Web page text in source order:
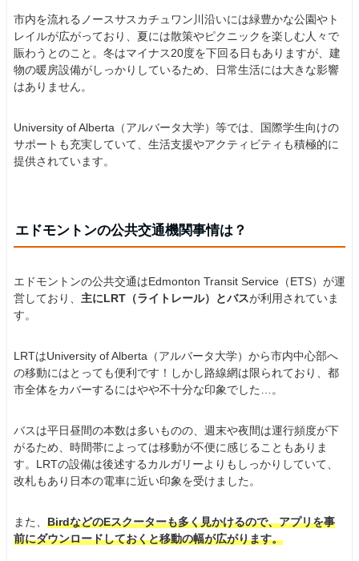
市内を流れるノースサスカチュワン川沿いには緑豊かな公園やト
レイルが広がっており、夏には散策やピクニックを楽しむ人々で
賑わうとのこと。冬はマイナス20度を下回る日もありますが、建
物の暖房設備がしっかりしているため、日常生活には大きな影響
はありません。
University of Alberta（アルバータ大学）等では、国際学生向けの
サポートも充実していて、生活支援やアクティビティも積極的に
提供されています。
エドモントンの公共交通機関事情は？
エドモントンの公共交通はEdmonton Transit Service（ETS）が運
営しており、 主にLRT（ライトレール）とバスが利用されていま
す。
LRTはUniversity of Alberta（アルバータ大学）から市内中心部へ
の移動にはとっても便利です！しかし路線網は限られており、都
市全体をカバーするにはやや不十分な印象でした…。
バスは平日昼間の本数は多いものの、週末や夜間は運行頻度が下
がるため、時間帯によっては移動が不便に感じることもありま
す。LRTの設備は後述するカルガリーよりもしっかりしていて、
改札もあり日本の電車に近い印象を受けました。
また、 BirdなどのEスクーターも多く見かけるので、アプリを事
前にダウンロードしておくと移動の幅が広がります。